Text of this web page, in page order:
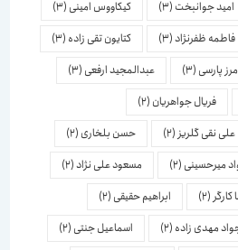
جوانبخت(3) کیکاووس امینی(3)
ظفرنژاد(3) کتایون تقی زاده(3)
پارسی(3) عبدالمجید ارفعی(3)
فریال جواهریان(2)
نقی گلریز(2) حسن بلخاری(2)
(2) مسعود علی نژاد (2)
(2) ابراهیم حقیقی(2)
مهدی زاده(2) اسماعیل جنتی(2)